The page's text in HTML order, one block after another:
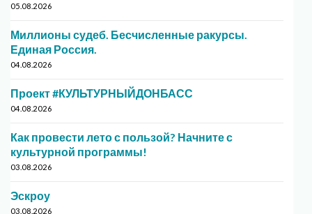
05.08.2026
Миллионы судеб. Бесчисленные ракурсы.
Единая Россия.
04.08.2026
Проект #КУЛЬТУРНЫЙДОНБАСС
04.08.2026
Как провести лето с пользой? Начните с
культурной программы!
03.08.2026
Эскроу
03.08.2026